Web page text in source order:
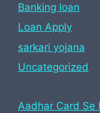
Banking loan
Loan Apply
sarkari yojana
Uncategorized
Aadhar Card Se